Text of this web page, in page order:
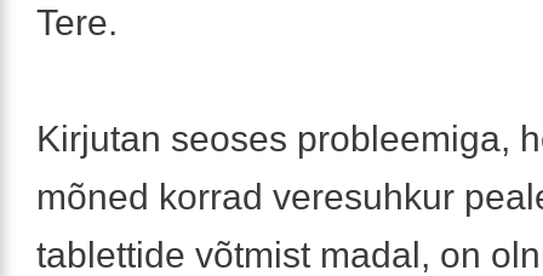
Tere.
Kirjutan seoses probleemiga,
mõned korrad veresuhkur
tablettide võtmist madal, on